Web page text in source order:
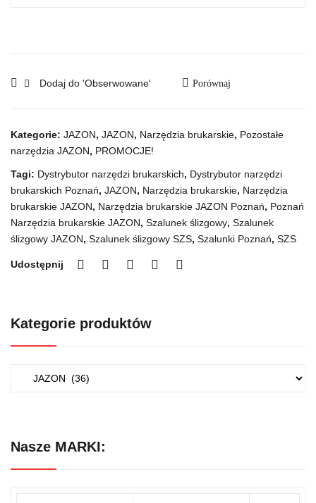
Dodaj do 'Obserwowane' Porównaj
Kategorie: JAZON, JAZON, Narzędzia brukarskie, Pozostałe
narzędzia JAZON, PROMOCJE!
Tagi: Dystrybutor narzędzi brukarskich, Dystrybutor narzędzi
brukarskich Poznań, JAZON, Narzędzia brukarskie, Narzędzia
brukarskie JAZON, Narzędzia brukarskie JAZON Poznań, Poznań
Narzędzia brukarskie JAZON, Szalunek ślizgowy, Szalunek
ślizgowy JAZON, Szalunek ślizgowy SZS, Szalunki Poznań, SZS
Udostępnij
Kategorie produktów
Nasze MARKI: